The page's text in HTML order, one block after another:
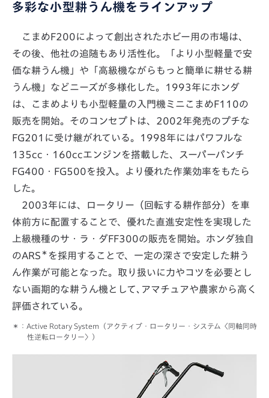
多彩な小型耕うん機をラインアップ
こまめF200によって創出されたホビー用の市場は、
その後、他社の追随もあり活性化。「より小型軽量で安
価な耕うん機」や「高級機ながらもっと簡単に耕せる耕
うん機」などニーズが多様化した。1993年にホンダ
は、こまめよりも小型軽量の入門機ミニこまめF110の
販売を開始。そのコンセプトは、2002年発売のプチな
FG201に受け継がれている。1998年にはパワフルな
135cc・160ccエンジンを搭載した、スーパーパンチ
FG400・FG500を投入。より優れた作業効率をもたら
した。
2003年には、ロータリー（回転する耕作部分）を車
体前方に配置することで、優れた直進安定性を実現した
上級機種のサ・ラ・ダFF300の販売を開始。ホンダ独自
のARS ＊ を採用することで、一定の深さで安定した耕う
ん作業が可能となった。取り扱いに力やコツを必要とし
ない画期的な耕うん機として､アマチュアや農家から高く
評価されている。
：Active Rotary System（アクティブ・ロータリー・システム〈同軸同時
性逆転ロータリー〉）